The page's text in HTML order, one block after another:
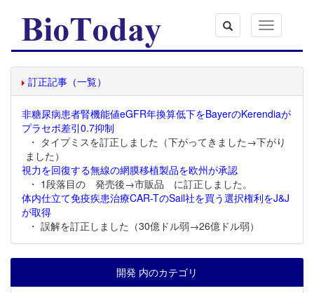
Toggle
navigation
訂正記事（一覧）
非糖尿病患者腎機能値eGFR年換算低下をBayerのKerendiaが
プラセボ差引0.7抑制
・ タイプミスを訂正しました（下がってきました→下がり
ました）
視力を回復する無線の網膜移植製品を欧州が承認
・ 1段落目の 発売後→市販品 に訂正しました。
体内仕立て免疫疾患治療CAR-TのSail社を買う選択権利をJ&J
が取得
・ 誤解を訂正しました（30億ドル弱→26億ドル弱）
開発 内のカテゴリ